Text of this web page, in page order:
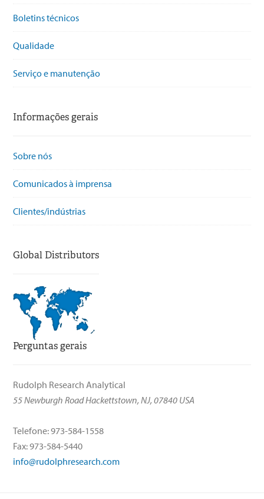
Boletins técnicos
Qualidade
Serviço e manutenção
Informações gerais
Sobre nós
Comunicados à imprensa
Clientes/indústrias
Global Distributors
Perguntas gerais
Rudolph Research Analytical
55 Newburgh Road Hackettstown, NJ, 07840 USA
Telefone: 973-584-1558
Fax: 973-584-5440
info@rudolphresearch.com